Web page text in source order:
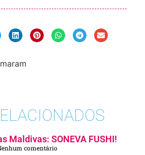
Maldivas: SONEVA FUSHI!
comentário